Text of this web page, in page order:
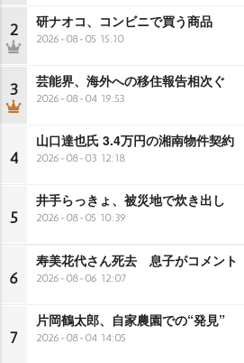
2 研ナオコ、コンビニで買う商品
2026-08-05 15:10
3 芸能界、海外への移住報告相次ぐ
2026-08-04 19:53
4
山口達也氏 3.4万円の湘南物件契約
2026-08-03 12:18
5
井手らっきょ、被災地で炊き出し
2026-08-05 10:39
6
寿美花代さん死去 息子がコメント
2026-08-06 12:07
7
片岡鶴太郎、自家農園での“発見”
2026-08-04 14:05